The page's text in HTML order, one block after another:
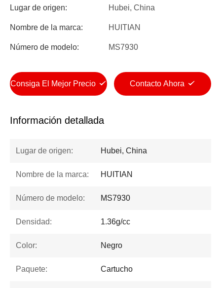
Lugar de origen: Hubei, China
Nombre de la marca: HUITIAN
Número de modelo: MS7930
Consiga El Mejor Precio Contacto Ahora
Información detallada
Lugar de origen: Hubei, China
Nombre de la marca: HUITIAN
Número de modelo: MS7930
Densidad: 1.36g/cc
Color: Negro
Paquete: Cartucho